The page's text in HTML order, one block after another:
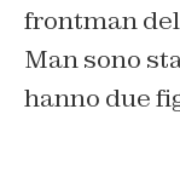
frontman
Man sono
hanno due